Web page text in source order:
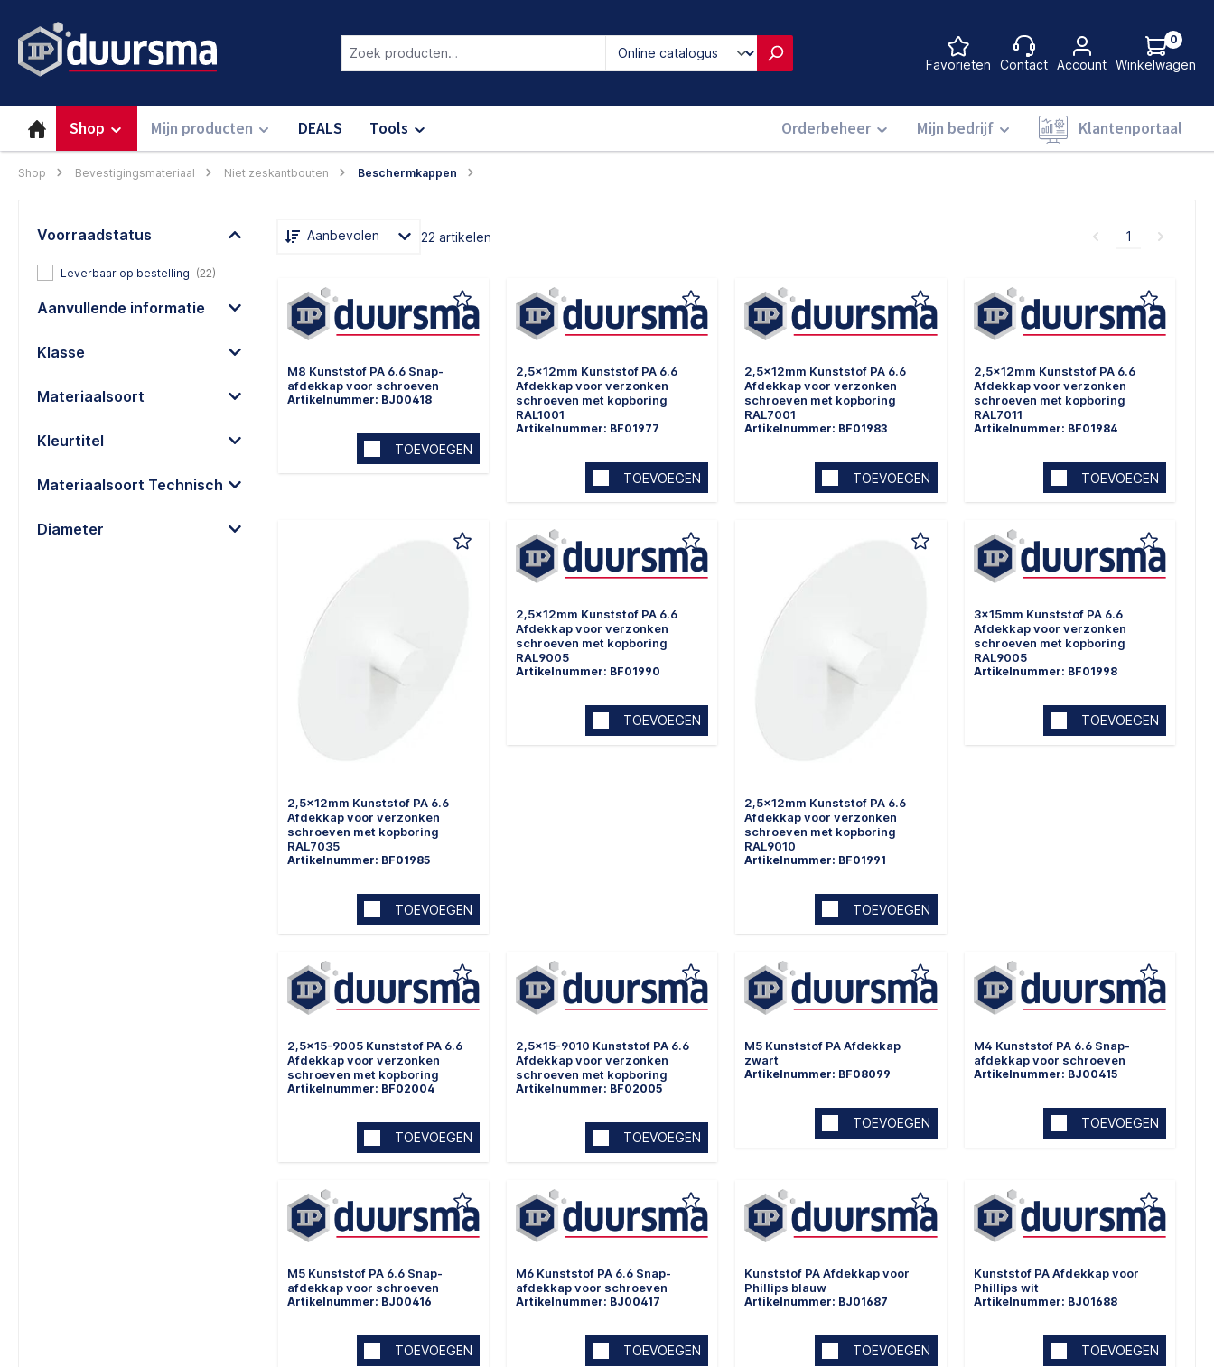
Favorieten Contact Account
0
Winkelwagen
Shop Mijn producten DEALS Tools
Login om deze functie te gebruiken
Orderbeheer
Login om deze functie te gebruiken
Mijn bedrijf Klantenportaal
Shop Bevestigingsmateriaal Niet zeskantbouten Beschermkappen
Voorraadstatus
Leverbaar op bestelling (22)
Aanvullende informatie
Klasse
Materiaalsoort
Kleurtitel
Materiaalsoort Technisch
Diameter
Aanbevolen 22 artikelen 1
M8 Kunststof PA 6.6 Snap-
afdekkap voor schroeven
Artikelnummer: BJ00418
TOEVOEGEN
2,5x12mm Kunststof PA 6.6
Afdekkap voor verzonken
schroeven met kopboring
RAL1001
Artikelnummer: BF01977
TOEVOEGEN
2,5x12mm Kunststof PA 6.6
Afdekkap voor verzonken
schroeven met kopboring
RAL7001
Artikelnummer: BF01983
TOEVOEGEN
2,5x12mm Kunststof PA 6.6
Afdekkap voor verzonken
schroeven met kopboring
RAL7011
Artikelnummer: BF01984
TOEVOEGEN
2,5x12mm Kunststof PA 6.6
Afdekkap voor verzonken
schroeven met kopboring
RAL7035
Artikelnummer: BF01985
TOEVOEGEN
2,5x12mm Kunststof PA 6.6
Afdekkap voor verzonken
schroeven met kopboring
RAL9005
Artikelnummer: BF01990
TOEVOEGEN
2,5x12mm Kunststof PA 6.6
Afdekkap voor verzonken
schroeven met kopboring
RAL9010
Artikelnummer: BF01991
TOEVOEGEN
3x15mm Kunststof PA 6.6
Afdekkap voor verzonken
schroeven met kopboring
RAL9005
Artikelnummer: BF01998
TOEVOEGEN
2,5x15-9005 Kunststof PA 6.6
Afdekkap voor verzonken
schroeven met kopboring
Artikelnummer: BF02004
TOEVOEGEN
2,5x15-9010 Kunststof PA 6.6
Afdekkap voor verzonken
schroeven met kopboring
Artikelnummer: BF02005
TOEVOEGEN
M5 Kunststof PA Afdekkap
zwart
Artikelnummer: BF08099
TOEVOEGEN
M4 Kunststof PA 6.6 Snap-
afdekkap voor schroeven
Artikelnummer: BJ00415
TOEVOEGEN
M5 Kunststof PA 6.6 Snap-
afdekkap voor schroeven
Artikelnummer: BJ00416
TOEVOEGEN
M6 Kunststof PA 6.6 Snap-
afdekkap voor schroeven
Artikelnummer: BJ00417
TOEVOEGEN
Kunststof PA Afdekkap voor
Phillips blauw
Artikelnummer: BJ01687
TOEVOEGEN
Kunststof PA Afdekkap voor
Phillips wit
Artikelnummer: BJ01688
TOEVOEGEN